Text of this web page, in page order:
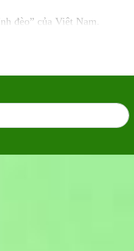
đèo” của Việt Nam.
Việt Nam.
núi rừng.